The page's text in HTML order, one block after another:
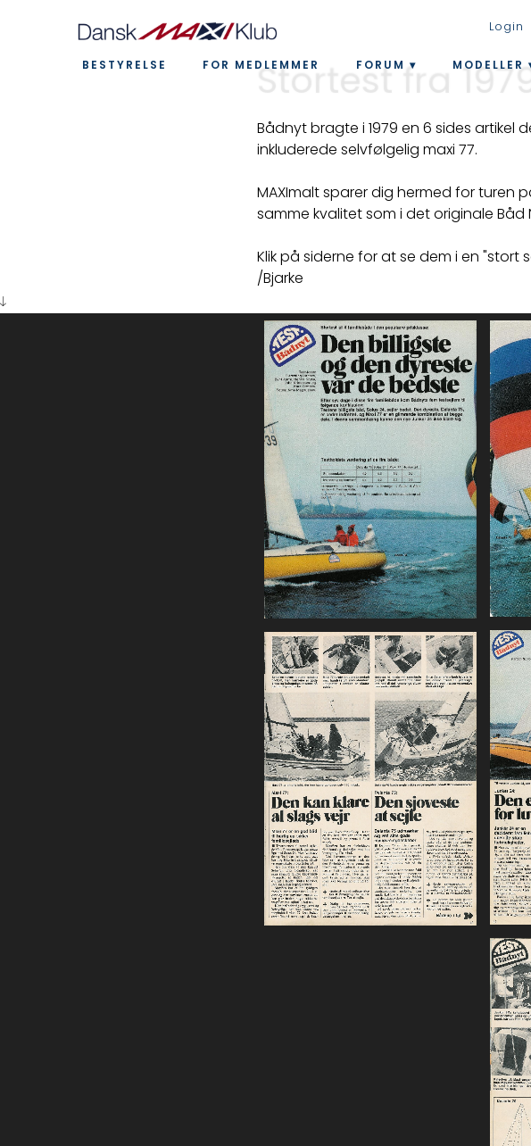
Login
BESTYRELSE FOR MEDLEMMER FORUM MODELLER
Stortest fra
Bådnyt bragte i 1979 en 6 sides artikel
inkluderede selvfølgelig maxi 77.
MAXImalt sparer dig hermed for turen
samme kvalitet som i det originale
Klik på siderne for at se dem i en "stort
/Bjarke